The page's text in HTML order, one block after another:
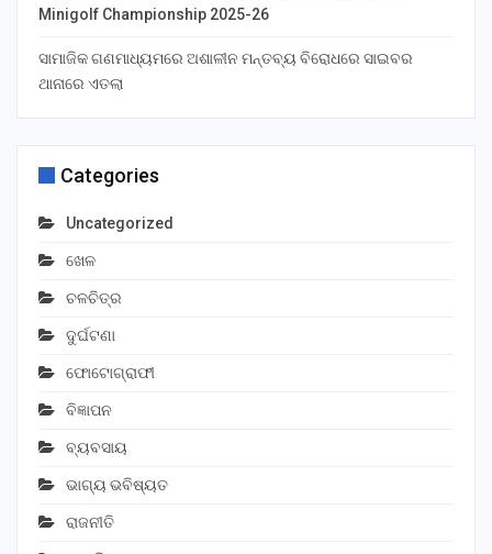
Minigolf Championship 2025-26
ସାମାଜିକ ଗଣମାଧ୍ୟମରେ ଅଶାଳୀନ ମନ୍ତବ୍ୟ ବିରୋଧରେ ସାଇବର
ଥାନାରେ ଏତଲା
Categories
Uncategorized
ଖେଳ
ଚଳଚିତ୍ର
ଦୁର୍ଘଟଣା
ଫୋଟୋଗ୍ରାଫୀ
ବିଜ୍ଞାପନ
ବ୍ୟବସାୟ
ଭାଗ୍ୟ ଭବିଷ୍ୟତ
ରାଜନୀତି